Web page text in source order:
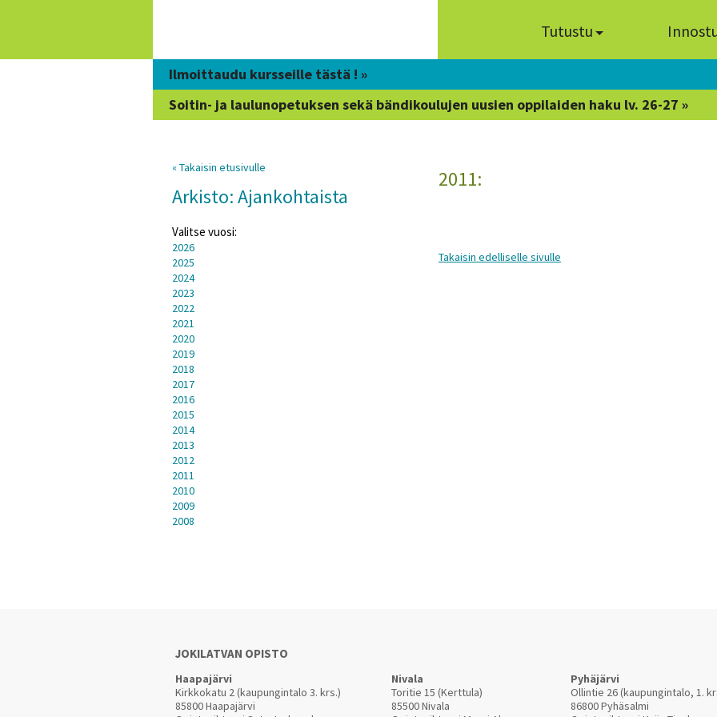
Tutustu
Ilmoittaudu kursseille tästä ! »
Soitin- ja laulunopetuksen sekä bändikoulujen uusien oppilaiden haku lv. 26-27 »
2011:
Takaisin edelliselle sivulle
« Takaisin etusivulle
Arkisto: Ajankohtaista
Valitse vuosi:
2026
2025
2024
2023
2022
2021
2020
2019
2018
2017
2016
2015
2014
2013
2012
2011
2010
2009
2008
JOKILATVAN OPISTO
Haapajärvi
Kirkkokatu 2 (kaupungintalo 3. krs.)
85800 Haapajärvi
Nivala
Toritie 15 (Kerttula)
85500 Nivala
Pyhäjärvi
Ollintie 26 (kaupungintalo, 1.
86800 Pyhäsalmi